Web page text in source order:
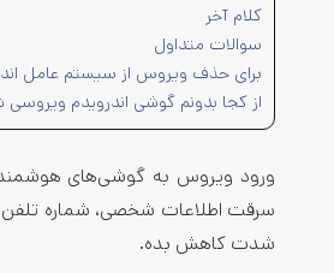
کلام آخر
سوالات متداول
برای حذف ویروس از سیستم عامل
از کجا بدونم گوشی اندرویدم
ورود ویروس به گوشی‌های هوشمند
سرقت اطلاعات شخصی، شماره
شدت کاهش بده.